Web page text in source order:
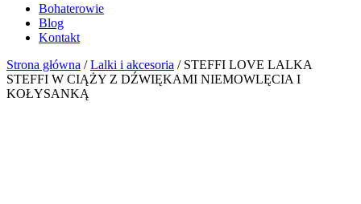
Bohaterowie
Blog
Kontakt
Strona główna /Lalki i akcesoria / STEFFI LOVE LALKA
STEFFI W CIĄŻY Z DŹWIĘKAMI NIEMOWLĘCIA I
KOŁYSANKĄ